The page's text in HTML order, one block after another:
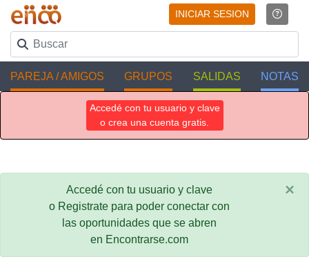
INICIAR SESION
PAREJA / AMIGOS GRUPOS SALIDAS NOTAS
Accedé con tu usuario y clave
o crea una cuenta gratis.
Accedé con tu usuario y clave
o Registrate para poder conectar con
las oportunidades que se abren
en Encontrarse.com
×